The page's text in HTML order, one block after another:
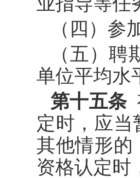
（四）参
（五）
单位平均水
第十五条
定时，应
其他情形的
资格认定时